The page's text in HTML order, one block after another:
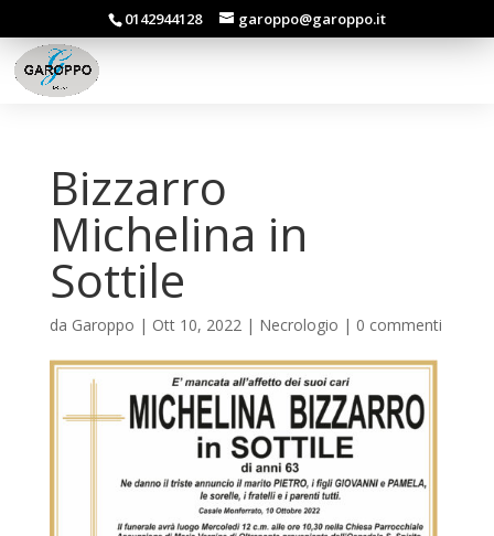
0142944128 garoppo@garoppo.it
Bizzarro
Michelina in
Sottile
da Garoppo | Ott 10, 2022| Necrologio | 0 commenti